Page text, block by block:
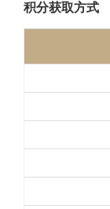
积分获取方式